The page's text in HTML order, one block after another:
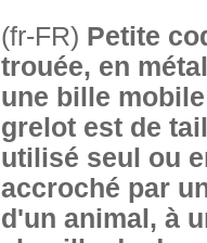
(fr-FR) Petite
trouée, en
une bille
grelot est de
utilisé seul ou
accroché par
d'un animal, à